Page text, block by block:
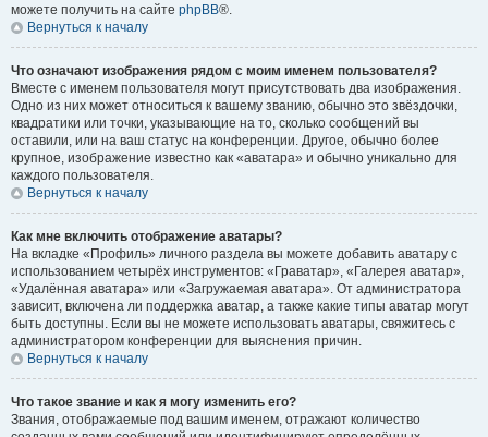
можете получить на сайте phpBB®.
Вернуться к началу
Что означают изображения рядом с моим именем пользователя?
Вместе с именем пользователя могут присутствовать два изображения.
Одно из них может относиться к вашему званию, обычно это звёздочки,
квадратики или точки, указывающие на то, сколько сообщений вы
оставили, или на ваш статус на конференции. Другое, обычно более
крупное, изображение известно как «аватара» и обычно уникально для
каждого пользователя.
Вернуться к началу
Как мне включить отображение аватары?
На вкладке «Профиль» личного раздела вы можете добавить аватару с
использованием четырёх инструментов: «Граватар», «Галерея аватар»,
«Удалённая аватара» или «Загружаемая аватара». От администратора
зависит, включена ли поддержка аватар, а также какие типы аватар могут
быть доступны. Если вы не можете использовать аватары, свяжитесь с
администратором конференции для выяснения причин.
Вернуться к началу
Что такое звание и как я могу изменить его?
Звания, отображаемые под вашим именем, отражают количество